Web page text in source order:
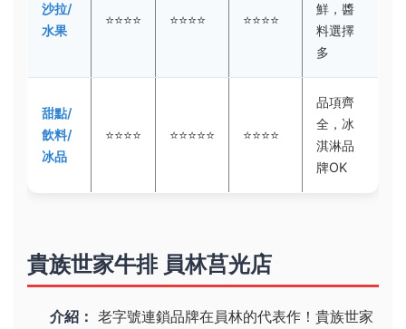
沙拉/
水果
⭐⭐⭐⭐ ⭐⭐⭐⭐ ⭐⭐⭐⭐
鮮，醬
料選擇
多
甜點/
飲料/
冰品
⭐⭐⭐⭐ ⭐⭐⭐⭐⭐ ⭐⭐⭐⭐
品項齊
全，冰
淇淋品
牌OK
貴族世家牛排 員林莒光店
介紹： 老字號連鎖品牌在員林的代表作！貴族世家